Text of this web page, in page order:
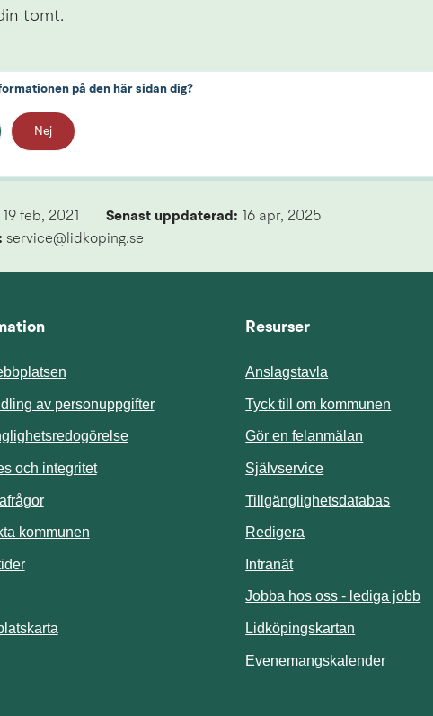
tomt.
på den här sidan dig?
Nej
19 feb, 2021 Senast uppdaterad: 16 apr, 2025
service@lidkoping.se
av personuppgifter
och integritet
kommunen
Resurser
Anslagstavla
Tyck till om kommunen Länk
Gör en felanmälan
SjälvserviceLänk till annan
TillgänglighetsdatabasLänk
Redigera
IntranätLänk till annan
Jobba hos oss - lediga jobb
Lidköpingskartan
EvenemangskalenderLänk